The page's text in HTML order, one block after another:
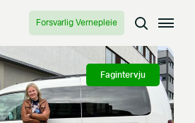
Forsvarlig Vernepleie
Fagintervju